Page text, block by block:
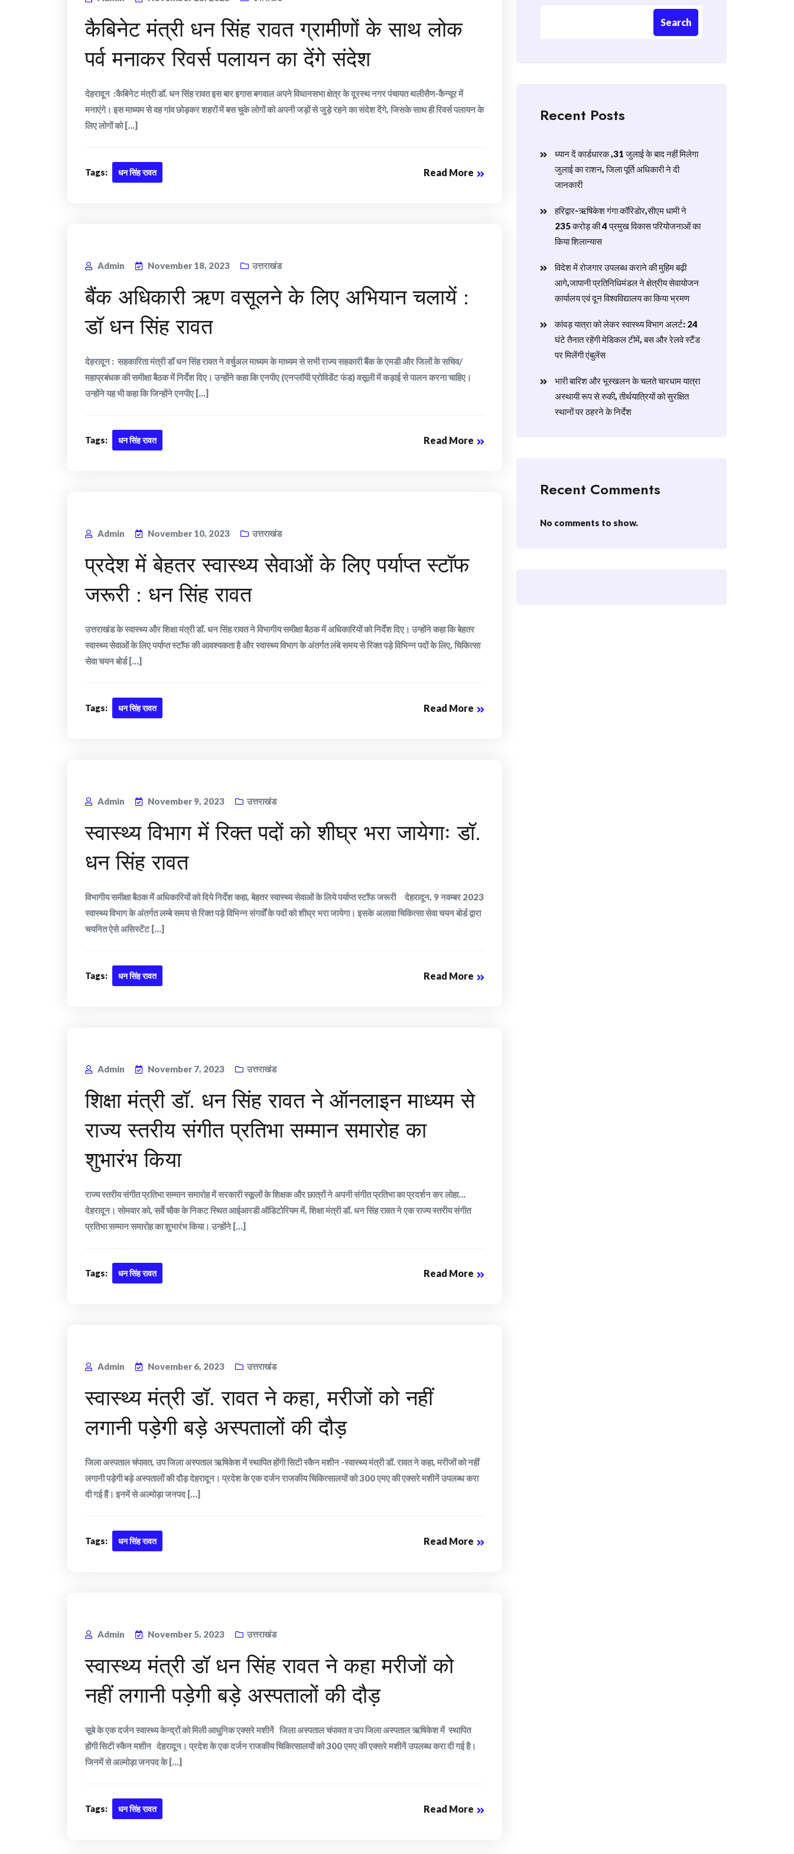
कैबिनेट मंत्री धन सिंह रावत ग्रामीणों के साथ लोक
पर्व मनाकर रिवर्स पलायन का देंगे संदेश
देहरादून :कैबिनेट मंत्री डॉ. धन सिंह रावत इस बार इगास बगवाल अपने विधानसभा क्षेत्र के दूरस्थ नगर पंचायत थलीसैण-कैन्यूर में
मनाएंगे। इस माध्यम से वह गांव छोड़कर शहरों में बस चुके लोगों को अपनी जड़ों से जुड़े रहने का संदेश देंगे, जिसके साथ ही रिवर्स पलायन के
लिए लोगों को [...]
Tags: धन सिंह रावत Read More
Admin November 18, 2023 उत्तराखंड
बैंक अधिकारी ऋण वसूलने के लिए अभियान चलायें :
डॉ धन सिंह रावत
देहरादून : सहकारिता मंत्री डॉ धन सिंह रावत ने वर्चुअल माध्यम के माध्यम से सभी राज्य सहकारी बैंक के एमडी और जिलों के सचिव/
महाप्रबंधक की समीक्षा बैठक में निर्देश दिए। उन्होंने कहा कि एनपीए (एनप्लॉयी प्रोविडेंट फंड) वसूली में कड़ाई से पालन करना चाहिए।
उन्होंने यह भी कहा कि जिन्होंने एनपीए [...]
Tags: धन सिंह रावत Read More
Admin November 10, 2023 उत्तराखंड
प्रदेश में बेहतर स्वास्थ्य सेवाओं के लिए पर्याप्त स्टॉफ
जरूरी : धन सिंह रावत
उत्तराखंड के स्वास्थ्य और शिक्षा मंत्री डॉ. धन सिंह रावत ने विभागीय समीक्षा बैठक में अधिकारियों को निर्देश दिए। उन्होंने कहा कि बेहतर
स्वास्थ्य सेवाओं के लिए पर्याप्त स्टॉफ की आवश्यकता है और स्वास्थ्य विभाग के अंतर्गत लंबे समय से रिक्त पड़े विभिन्न पदों के लिए, चिकित्सा
सेवा चयन बोर्ड [...]
Tags: धन सिंह रावत Read More
Admin November 9, 2023 उत्तराखंड
स्वास्थ्य विभाग में रिक्त पदों को शीघ्र भरा जायेगाः डॉ.
धन सिंह रावत
विभागीय समीक्षा बैठक में अधिकारियों को दिये निर्देश कहा, बेहतर स्वास्थ्य सेवाओं के लिये पर्याप्त स्टॉफ जरूरी देहरादून, 9 नवम्बर 2023
स्वास्थ्य विभाग के अंतर्गत लम्बे समय से रिक्त पड़े विभिन्न संगर्वों के पदों को शीघ्र भरा जायेगा। इसके अलावा चिकित्सा सेवा चयन बोर्ड द्वारा
चयनित ऐसे असिस्टेंट [...]
Tags: धन सिंह रावत Read More
Admin November 7, 2023 उत्तराखंड
शिक्षा मंत्री डॉ. धन सिंह रावत ने ऑनलाइन माध्यम से
राज्य स्तरीय संगीत प्रतिभा सम्मान समारोह का
शुभारंभ किया
राज्य स्तरीय संगीत प्रतिभा सम्मान समारोह में सरकारी स्कूलों के शिक्षक और छात्रों ने अपनी संगीत प्रतिभा का प्रदर्शन कर लोहा…
देहरादून। सोमवार को, सर्वे चौक के निकट स्थित आईआरडी ऑडिटोरियम में, शिक्षा मंत्री डॉ. धन सिंह रावत ने एक राज्य स्तरीय संगीत
प्रतिभा सम्मान समारोह का शुभारंभ किया। उन्होंने [...]
Tags: धन सिंह रावत Read More
Admin November 6, 2023 उत्तराखंड
स्वास्थ्य मंत्री डॉ. रावत ने कहा, मरीजों को नहीं
लगानी पड़ेगी बड़े अस्पतालों की दौड़
जिला अस्पताल चंपावत, उप जिला अस्पताल ऋषिकेश में स्थापित होंगी सिटी स्कैन मशीन -स्वास्थ्य मंत्री डॉ. रावत ने कहा, मरीजों को नहीं
लगानी पड़ेगी बड़े अस्पतालों की दौड़ देहरादून। प्रदेश के एक दर्जन राजकीय चिकित्सालयों को 300 एमए की एक्सरे मशीनें उपलब्ध करा
दी गई हैं। इनमें से अल्मोड़ा जनपद [...]
Tags: धन सिंह रावत Read More
Admin November 5, 2023 उत्तराखंड
स्वास्थ्य मंत्री डॉ धन सिंह रावत ने कहा मरीजों को
नहीं लगानी पड़ेगी बड़े अस्पतालों की दौड़
सूबे के एक दर्जन स्वास्थ्य केन्द्रों को मिली आधुनिक एक्सरे मशीनें जिला अस्पताल चंपावत व उप जिला अस्पताल ऋषिकेश में स्थापित
होंगी सिटी स्कैन मशीन देहरादून। प्रदेश के एक दर्जन राजकीय चिकित्सालयों को 300 एमए की एक्सरे मशीनें उपलब्ध करा दी गई है।
जिनमें से अल्मोड़ा जनपद के [...]
Tags: धन सिंह रावत Read More
Search
Recent Posts
ध्यान दें कार्डधारक ,31 जुलाई के बाद नहीं मिलेगा
जुलाई का राशन, जिला पूर्ति अधिकारी ने दी
जानकारी
हरिद्वार-ऋषिकेश गंगा कॉरिडोर,सीएम धामी ने
235 करोड़ की 4 प्रमुख विकास परियोजनाओं का
किया शिलान्यास
विदेश में रोजगार उपलब्ध कराने की मुहिम बढ़ी
आगे,जापानी प्रतिनिधिमंडल ने क्षेत्रीय सेवायोजन
कार्यालय एवं दून विश्वविद्यालय का किया भ्रमण
​कांवड़ यात्रा को लेकर स्वास्थ्य विभाग अलर्ट: 24
घंटे तैनात रहेंगी मेडिकल टीमें, बस और रेलवे स्टैंड
पर मिलेंगी एंबुलेंस
​भारी बारिश और भूस्खलन के चलते चारधाम यात्रा
अस्थायी रूप से रुकी, तीर्थयात्रियों को सुरक्षित
स्थानों पर ठहरने के निर्देश
Recent Comments
No comments to show.